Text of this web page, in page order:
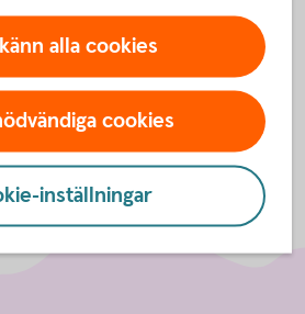
alla cookies
cookies
inställningar